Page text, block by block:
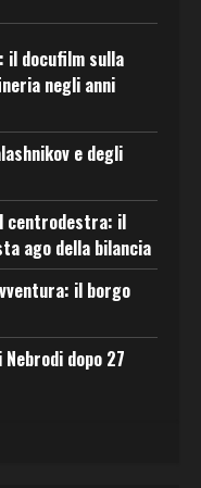
il docufilm sulla
negli anni
e degli
centrodestra: il
ago della bilancia
il borgo
dopo 27